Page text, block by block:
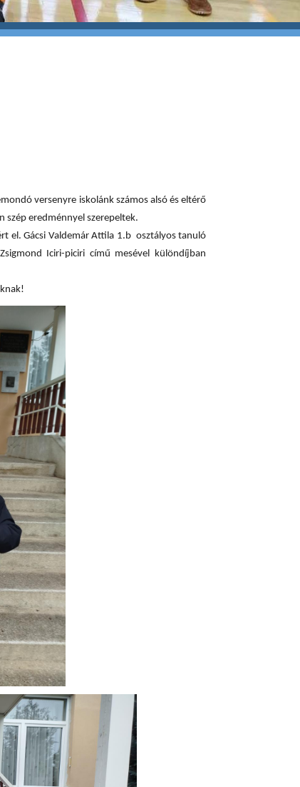
nyelvi tábor
28. 10:33
versenyre iskolánk számos alsó és eltérő
szép eredménnyel szerepeltek.
el. Gácsi Valdemár Attila 1.b osztályos tanuló
Iciri-piciri című mesével különdíjban